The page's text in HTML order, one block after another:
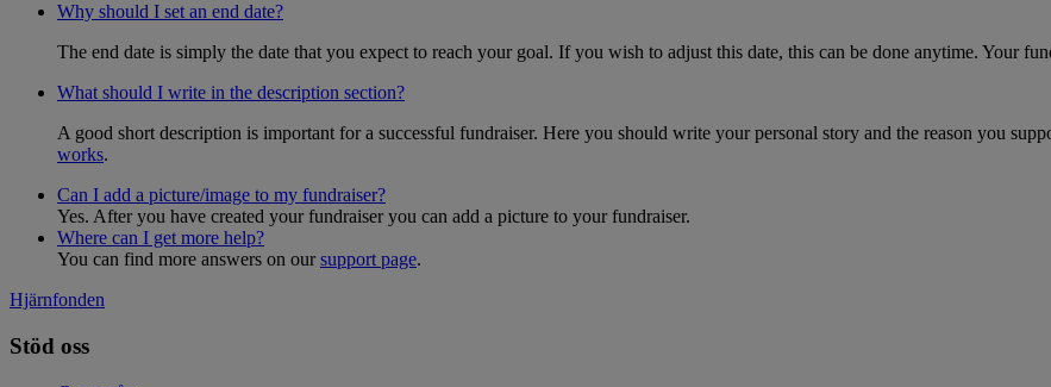
Why should I set an end date?
The end date is simply the date that you expect to reach your goal. If you wish to adjust this date, this can be done anytime. Your
What should I write in the description section?
A good short description is important for a successful fundraiser. Here you should write your personal story and the reason you
works.
Can I add a picture/image to my fundraiser?
Yes. After you have created your fundraiser you can add a picture to your fundraiser.
Where can I get more help?
You can find more answers on oursupport page.
Hjärnfonden
Stöd oss